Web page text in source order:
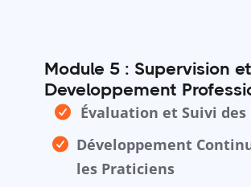
Module 5 : Supervision et
Developpement
Évaluation et Suivi des
Développement
les Praticiens